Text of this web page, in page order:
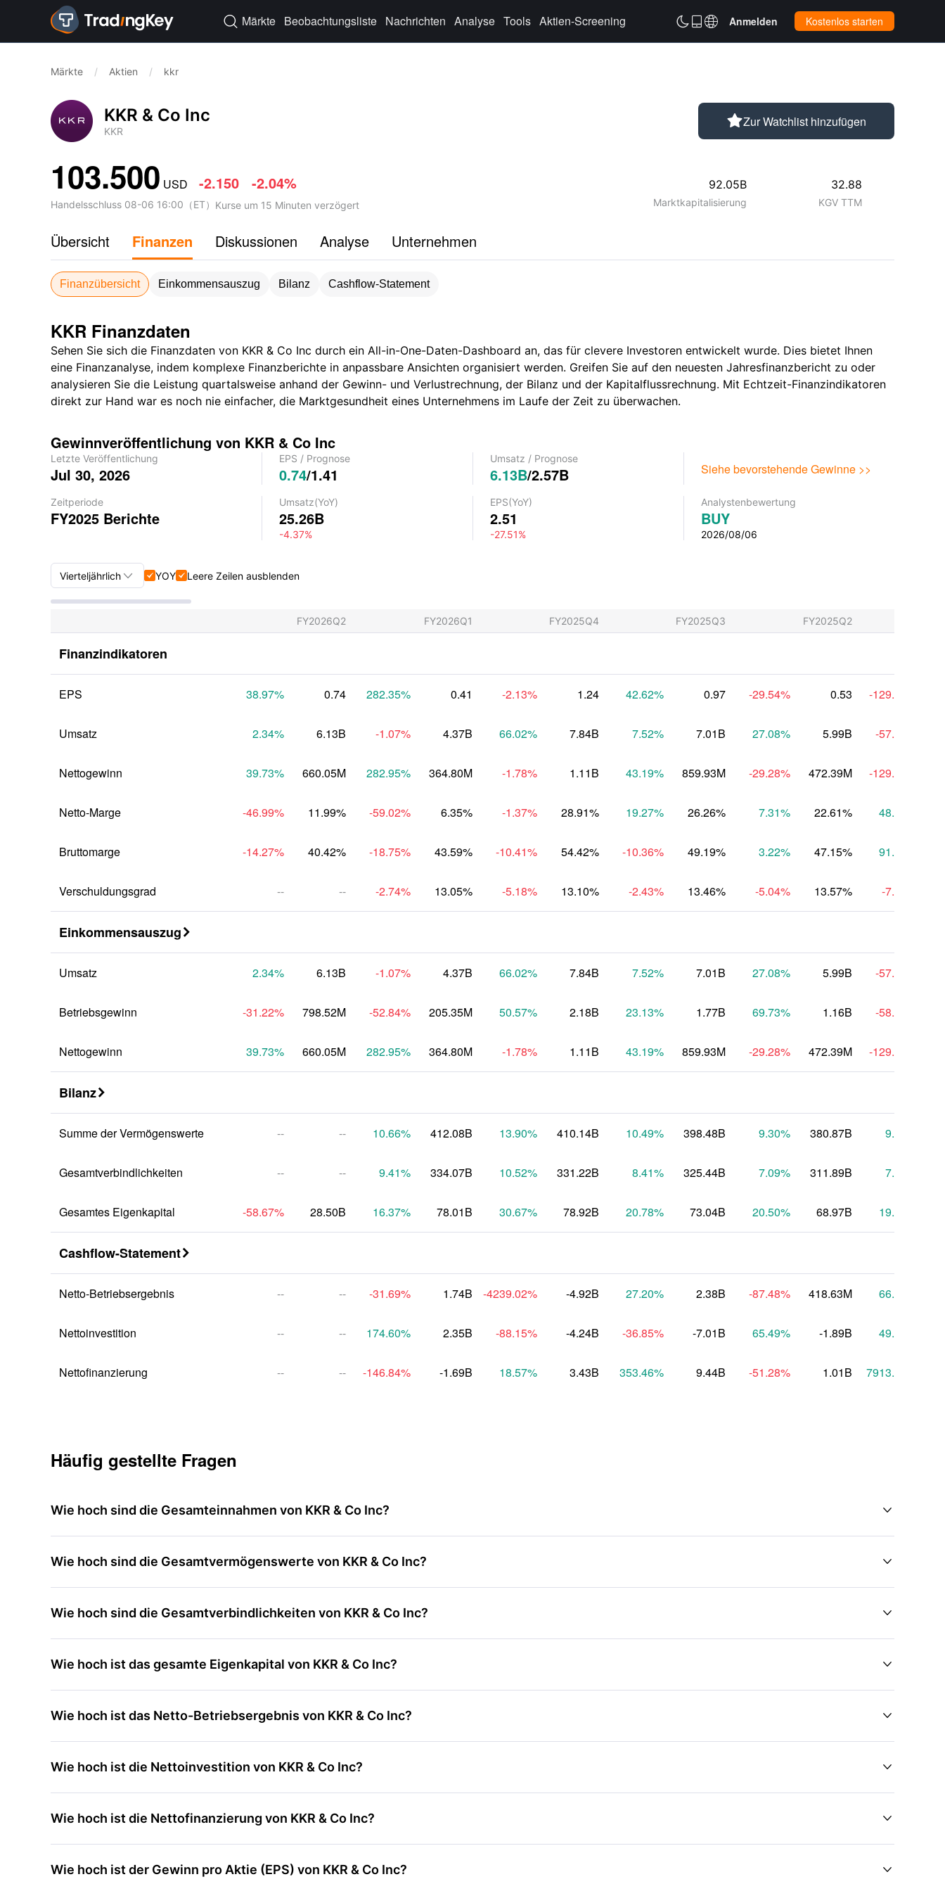
 Märkte Beobachtungsliste Nachrichten Analyse Tools Aktien-Screening  Anmelden Kostenlos starten
Märkte / Aktien / kkr
KKR & Co Inc
KKR
Zur Watchlist hinzufügen
103.500 USD -2.150 -2.04%
Handelsschluss 08-06 16:00 （ET） Kurse um 15 Minuten verzögert
92.05B
Marktkapitalisierung
32.88
KGV TTM
Übersicht Finanzen Diskussionen Analyse Unternehmen
Finanzübersicht Einkommensauszug Bilanz Cashflow-Statement
KKR Finanzdaten
Sehen Sie sich die Finanzdaten von KKR & Co Inc durch ein All-in-One-Daten-Dashboard an, das für clevere Investoren entwickelt wurde. Dies bietet Ihnen
eine Finanzanalyse, indem komplexe Finanzberichte in anpassbare Ansichten organisiert werden. Greifen Sie auf den neuesten Jahresfinanzbericht zu oder
analysieren Sie die Leistung quartalsweise anhand der Gewinn- und Verlustrechnung, der Bilanz und der Kapitalflussrechnung. Mit Echtzeit-Finanzindikatoren
direkt zur Hand war es noch nie einfacher, die Marktgesundheit eines Unternehmens im Laufe der Zeit zu überwachen.
Gewinnveröffentlichung von KKR & Co Inc
Letzte Veröffentlichung
Jul 30, 2026
EPS / Prognose
0.74/1.41
Umsatz / Prognose
6.13B/2.57B Siehe bevorstehende Gewinne >>
Zeitperiode
FY2025 Berichte
Umsatz(YoY)
25.26B
-4.37%
EPS(YoY)
2.51
-27.51%
Analystenbewertung
BUY
2026/08/06
Vierteljährlich 
Vierteljährlich+Jährlich
Vierteljährlich
Jährlich
YOY  Leere Zeilen ausblenden
FY2026Q2 FY2026Q1 FY2025Q4 FY2025Q3 FY2025Q2
Finanzindikatoren
EPS 38.97% 0.74 282.35% 0.41 -2.13% 1.24 42.62% 0.97 -29.54% 0.53 -129.12
Umsatz 2.34% 6.13B -1.07% 4.37B 66.02% 7.84B 7.52% 7.01B 27.08% 5.99B -57.87
Nettogewinn 39.73% 660.05M 282.95% 364.80M -1.78% 1.11B 43.19% 859.93M -29.28% 472.39M -129.23
Netto-Marge -46.99% 11.99% -59.02% 6.35% -1.37% 28.91% 19.27% 26.26% 7.31% 22.61% 48.53
Bruttomarge -14.27% 40.42% -18.75% 43.59% -10.41% 54.42% -10.36% 49.19% 3.22% 47.15% 91.60
Verschuldungsgrad -- -- -2.74% 13.05% -5.18% 13.10% -2.43% 13.46% -5.04% 13.57% -7.23
Einkommensauszug 
Umsatz 2.34% 6.13B -1.07% 4.37B 66.02% 7.84B 7.52% 7.01B 27.08% 5.99B -57.87
Betriebsgewinn -31.22% 798.52M -52.84% 205.35M 50.57% 2.18B 23.13% 1.77B 69.73% 1.16B -58.00
Nettogewinn 39.73% 660.05M 282.95% 364.80M -1.78% 1.11B 43.19% 859.93M -29.28% 472.39M -129.23
Bilanz 
Summe der Vermögenswerte -- -- 10.66% 412.08B 13.90% 410.14B 10.49% 398.48B 9.30% 380.87B 9.59
Gesamtverbindlichkeiten -- -- 9.41% 334.07B 10.52% 331.22B 8.41% 325.44B 7.09% 311.89B 7.59
Gesamtes Eigenkapital -58.67% 28.50B 16.37% 78.01B 30.67% 78.92B 20.78% 73.04B 20.50% 68.97B 19.73
Cashflow-Statement 
Netto-Betriebsergebnis -- -- -31.69% 1.74B -4239.02% -4.92B 27.20% 2.38B -87.48% 418.63M 66.92
Nettoinvestition -- -- 174.60% 2.35B -88.15% -4.24B -36.85% -7.01B 65.49% -1.89B 49.23
Nettofinanzierung -- -- -146.84% -1.69B 18.57% 3.43B 353.46% 9.44B -51.28% 1.01B 7913.55
Häufig gestellte Fragen
Wie hoch sind die Gesamteinnahmen von KKR & Co Inc? 
Wie hoch sind die Gesamtvermögenswerte von KKR & Co Inc? 
Wie hoch sind die Gesamtverbindlichkeiten von KKR & Co Inc? 
Wie hoch ist das gesamte Eigenkapital von KKR & Co Inc? 
Wie hoch ist das Netto-Betriebsergebnis von KKR & Co Inc? 
Wie hoch ist die Nettoinvestition von KKR & Co Inc? 
Wie hoch ist die Nettofinanzierung von KKR & Co Inc? 
Wie hoch ist der Gewinn pro Aktie (EPS) von KKR & Co Inc? 